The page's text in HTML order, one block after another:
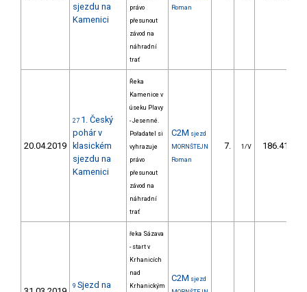
sjezdu na
Kamenici
právo
přesunout
závod na
náhradní
trať
Roman
20.04.2019
27 1. Český
pohár v
klasickém
sjezdu na
Kamenici
Řeka
Kamenice v
úseku Plavy
- Jesenné.
Pořadatel si
vyhrazuje
právo
přesunout
závod na
náhradní
trať
C2M sjezd
MORNŠTEJN
Roman
7. 1/V 186.41
9 Sjezd na
řeka Sázava
- start v
Krhanicích
nad
Krhanickým
C2M sjezd